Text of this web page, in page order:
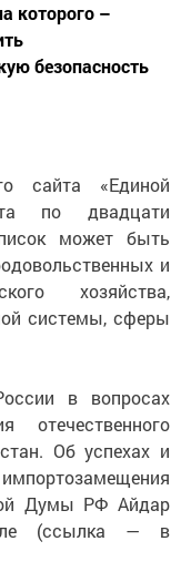
которого –
безопасность
сайта «Единой
по двадцати
может быть
и
хозяйства,
системы, сферы
в вопросах
отечественного
Об успехах и
Думы РФ Айдар
(ссылка — в